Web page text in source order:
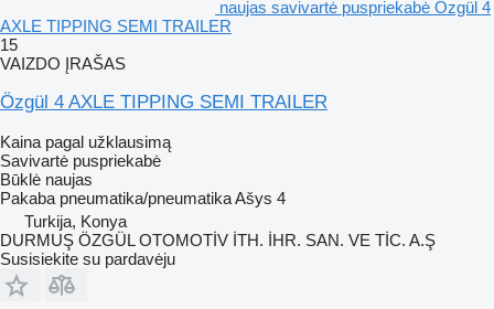
naujas savivartė puspriekabė Özgül 4
AXLE TIPPING SEMI TRAILER
15
VAIZDO ĮRAŠAS
Özgül 4 AXLE TIPPING SEMI TRAILER
Kaina pagal užklausimą
Savivartė puspriekabė
Būklė naujas
Pakaba pneumatika/pneumatikaAšys 4
Turkija, Konya
DURMUŞ ÖZGÜL OTOMOTİV İTH. İHR. SAN. VE TİC. A.Ş
Susisiekite su pardavėju